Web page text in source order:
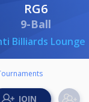
RG6
9-Ball
Billiards Lounge